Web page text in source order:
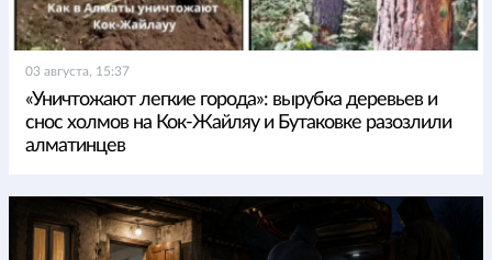
03 августа, 15:37
«Уничтожают легкие города»: вырубка деревьев и
снос холмов на Кок-Жайляу и Бутаковке разозлили
алматинцев